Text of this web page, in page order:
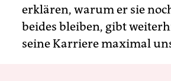
erklären, warum er sie
beides bleiben, gibt
seine Kar­rie­re maximal